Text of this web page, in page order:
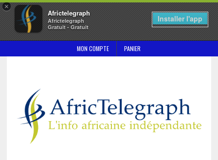
×
Africtelegraph
Africtelegraph
Gratuit - Gratuit
Installer l'app
MON COMPTE PANIER